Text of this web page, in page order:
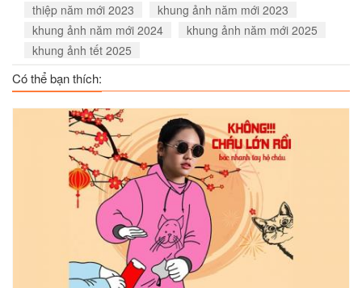
thiệp năm mới 2023
khung ảnh năm mới 2023
khung ảnh năm mới 2024
khung ảnh năm mới 2025
khung ảnh tết 2025
Có thể bạn thích: